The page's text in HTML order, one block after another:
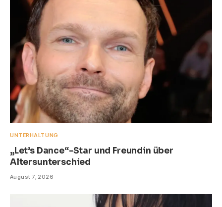
UNTERHALTUNG
„Let’s Dance“-Star und Freundin über
Altersunterschied
August 7, 2026